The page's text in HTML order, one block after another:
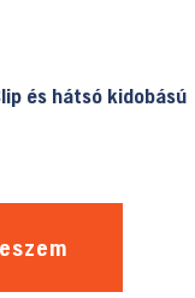
és hátsó kidobású